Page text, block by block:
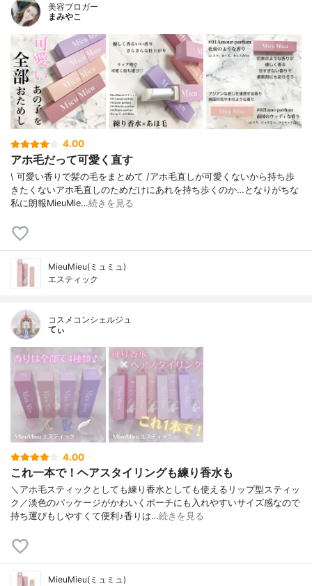
美容ブロガー
まみやこ
4.00
アホ毛だって可愛く直す
\ 可愛い香りで髪の毛をまとめて /⁡アホ毛直しが可愛くないから持ち歩
きたくないアホ毛直しのためだけにあれを持ち歩くのか…となりがちな
私に朗報⁡⁡MieuMie…続きを見る
MieuMieu(ミュミュ)
エスティック
コスメコンシェルジュ
てぃ
4.00
これ一本で！ヘアスタイリングも練り香水も
＼アホ毛スティックとしても練り香水としても使えるリップ型スティッ
ク／淡色のパッケージがかわいくポーチにも入れやすいサイズ感なので
持ち運びもしやすくて便利♪香りは…続きを見る
MieuMieu(ミュミュ)